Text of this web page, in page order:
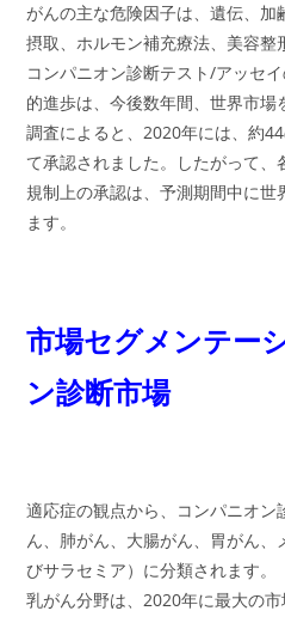
がんの主な危険因子は、遺伝、
摂取、ホルモン補充療法、美容整
コンパニオン診断テスト/アッセ
的進歩は、今後数年間、世界市場
調査によると、2020年には、約
て承認されました。したがって
規制上の承認は、予測期間中に
ます。
市場セグメンテー
ン診断市場
適応症の観点から、コンパニオ
ん、肺がん、大腸がん、胃がん、
びサラセミア）に分類されます。
乳がん分野は、2020年に最大の